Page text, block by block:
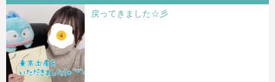
戻ってきました☆彡